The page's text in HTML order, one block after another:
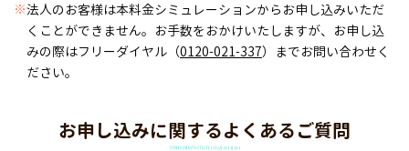
※法人のお客様は本料金シミュレーションからお申し込みいただ
くことができません。お手数をおかけいたしますが、お申し込
みの際はフリーダイヤル（0120-021-337）までお問い合わせく
ださい。
お申し込みに関するよくあるご質問